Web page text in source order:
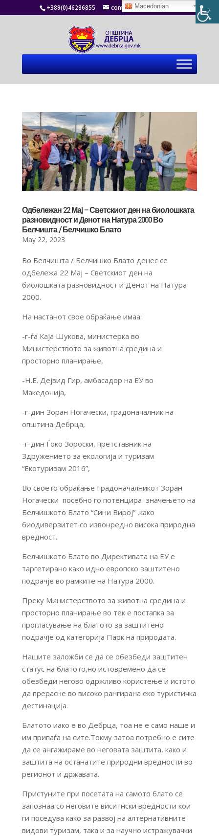
+389(0)46286855 contact@debrca.gov.mk
Одбележан 22 Мај – Светскиот ден на биолошката
разновидност и Денот на Натура 2000 Во
Белчишта / Белчишко Блато
May 22, 2023
Во Белчишта / Белчишко Блато денес се
одбележа 22 Мај – Светскиот ден на
биолошката разновидност и Денот на Натура
2000.
На настанот свое обраќање имаа:
-г-ѓа Каја Шукова, министерка во
Министерството за животна средина и
просторно планирање,
-Н.Е. Дејвид Гир, амбасадор на ЕУ во
Македонија,
-г-дин Зоран Ногачески, градоначалник на
општина Дебрца,
-г-дин Ѓоко Зороски, претставник на
Здружението за екологија и туризам
“Екотуризам 2016”,
Во своето обраќање Градоначалникот Зоран
Ногачески посебно го потенцира значењето на
Белчишкото Блато “Сини Вирој” ,како
биодиверзитет со извонредно висока природна
вредност.
Белчишкото Блато во Директивата на ЕУ е
таргетирано како идно европско заштитено
подрачје во рамките на Натура 2000.
Преку Министерството за животна средина и
просторно планирање во тек е постапка за
прогласување на блатото за заштитено
подрачје од категорија Парк на природата.
Нашите заложби се да се обезбеди заштитен
статус на блатото,но истовремено да се
обезбеди негово одржливо користење и истото
да прерасне во високо рангирана еко туристичка
дестинација.
Блатото иако е во Дебрца, тоа не е само наше и
им припаѓа на сите.Токму затоа потребно е сите
да се ангажираме во неговата заштита, како и
заштита на останатите природни вредности во
регионот и државата.
Пристуните при посетата на самото блато се
запознаа со неговите виситнски вредности кои
ги поседува како за развој на алтернативните
видови туризам, така и за научно истражувачки
Macedonian